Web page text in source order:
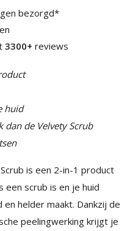
bezorgd*
3300+ reviews
huid
dan de Velvety Scrub
is een 2-in-1 product
een scrub is en je huid
helder maakt. Dankzij de
peelingwerking krijgt je